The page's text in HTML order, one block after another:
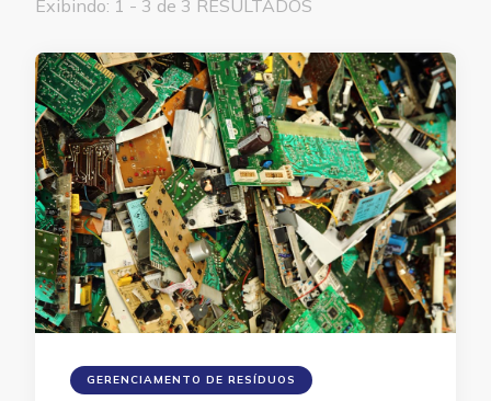
Exibindo: 1 - 3 de 3 RESULTADOS
GERENCIAMENTO DE RESÍDUOS